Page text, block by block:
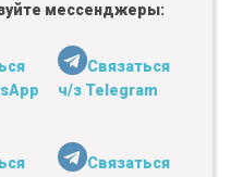
мессенджеры:
Связаться
ч/з Telegram
Связаться